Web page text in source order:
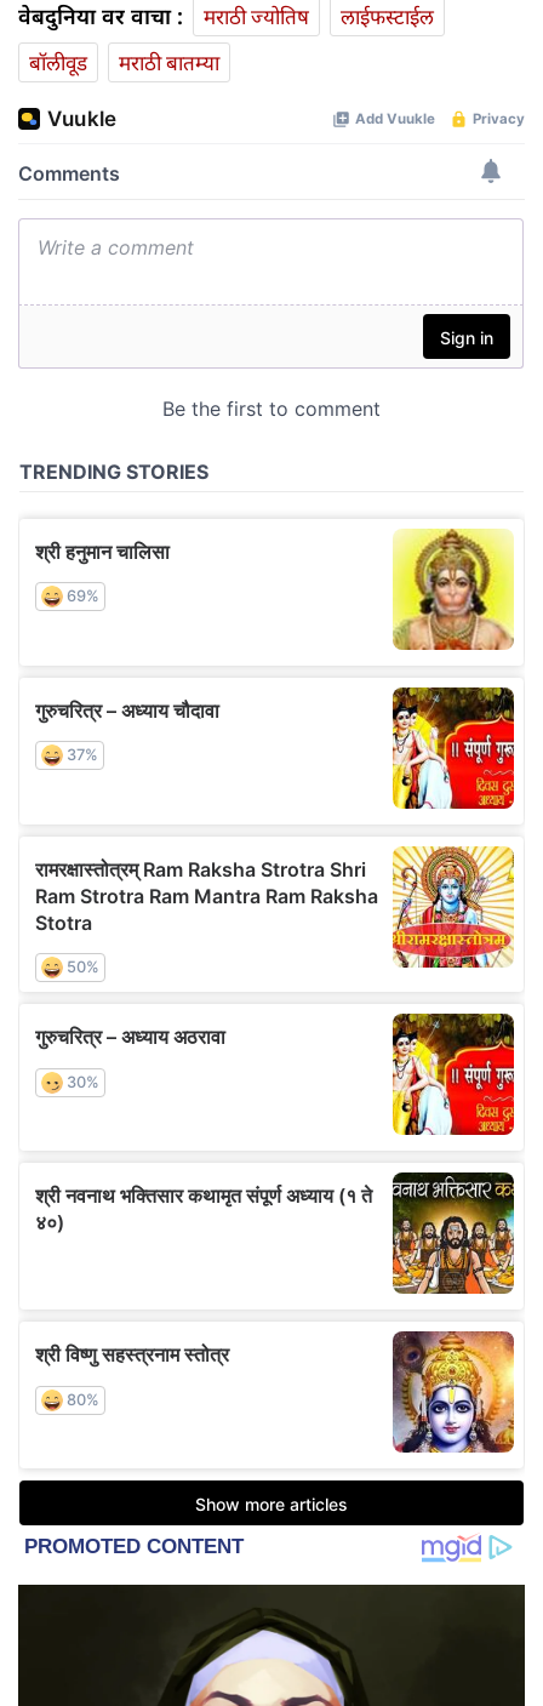
वेबदुनिया वर वाचा : मराठी ज्योतिष
लाईफस्टाईल
बॉलीवूड
मराठी बातम्या